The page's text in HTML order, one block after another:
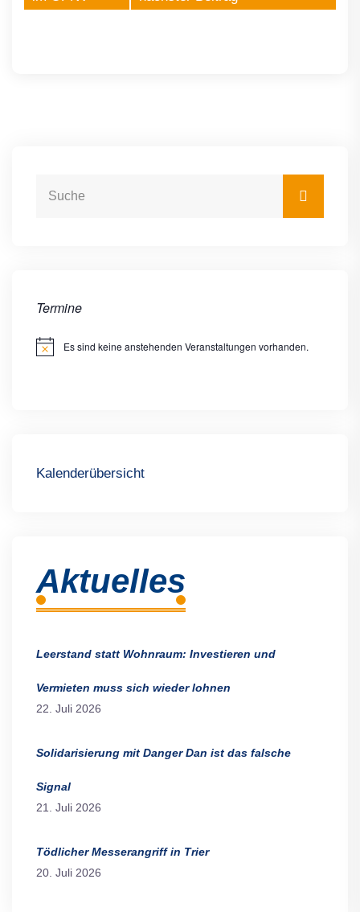
Termine
HinweisEs sind keine anstehenden Veranstaltungen vorhanden.
Kalenderübersicht
Aktuelles
Leerstand statt Wohnraum: Investieren und
Vermieten muss sich wieder lohnen
22. Juli 2026
Solidarisierung mit Danger Dan ist das falsche
Signal
21. Juli 2026
Tödlicher Messerangriff in Trier
20. Juli 2026